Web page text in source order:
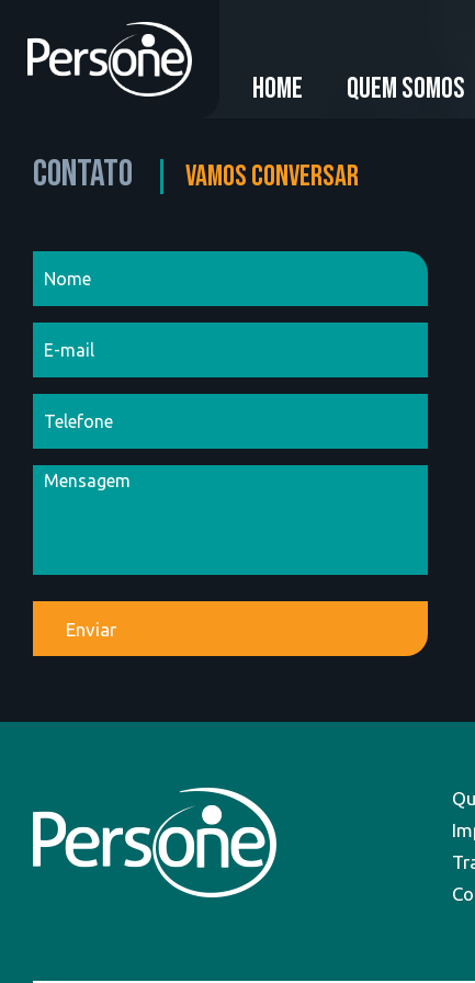
HOME QUEM SOMOS
Contato vamos conversar